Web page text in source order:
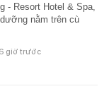
- Resort Hotel & Spa,
nằm trên cù
6 giờ trước